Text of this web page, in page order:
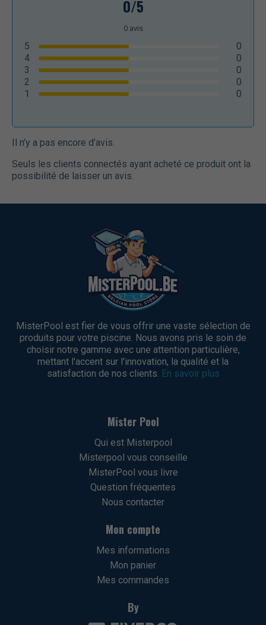
0/5
0avis
5
0
4
0
3
0
2
0
1
0
Il n’y a pas encore d’avis.
Seuls les clients connectés ayant acheté ce produit ont la
possibilité de laisser un avis.
MisterPool est fier de vous offrir une vaste sélection de
produits pour votre piscine. Nous avons pris le soin de
choisir notre gamme avec une attention particulière,
mettant l'accent sur l'innovation, la qualité et la
satisfaction de nos clients. En savoir plus
Mister Pool
Qui est Misterpool
Misterpool vous conseille
MisterPool vous livre
Question fréquentes
Nous contacter
Mon compte
Mes informations
Mon panier
Mes commandes
By